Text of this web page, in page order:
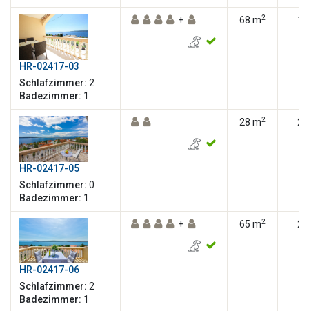
HR-02417-03
Schlafzimmer: 2
Badezimmer: 1
+ 68 m2 1
HR-02417-05
Schlafzimmer: 0
Badezimmer: 1
28 m2 2
HR-02417-06
Schlafzimmer: 2
Badezimmer: 1
+ 65 m2 2